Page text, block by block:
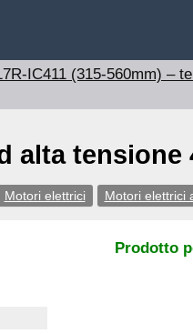
IC411 (315-560mm) –
alta tensione
Motori elettrici Motori elettrici
Prodotto